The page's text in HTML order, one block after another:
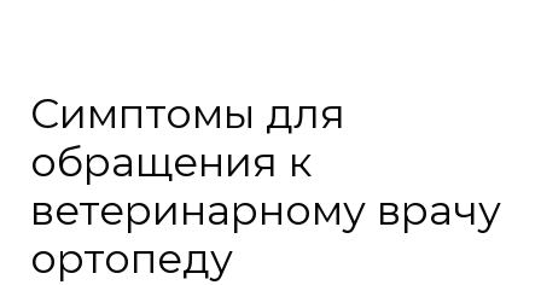
Симптомы для
обращения к
ветеринарному врачу
ортопеду